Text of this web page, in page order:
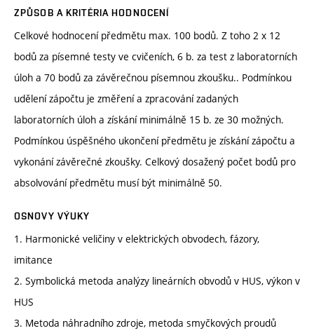
ZPŮSOB A KRITÉRIA HODNOCENÍ
Celkové hodnocení předmětu max. 100 bodů. Z toho 2 x 12
bodů za písemné testy ve cvičeních, 6 b. za test z laboratorních
úloh a 70 bodů za závěrečnou písemnou zkoušku.. Podmínkou
udělení zápočtu je změření a zpracování zadaných
laboratorních úloh a získání minimálně 15 b. ze 30 možných.
Podmínkou úspěšného ukončení předmětu je získání zápočtu a
vykonání závěrečné zkoušky. Celkový dosažený počet bodů pro
absolvování předmětu musí být minimálně 50.
OSNOVY VÝUKY
1. Harmonické veličiny v elektrických obvodech, fázory,
imitance
2. Symbolická metoda analýzy lineárních obvodů v HUS, výkon v
HUS
3. Metoda náhradního zdroje, metoda smyčkových proudů